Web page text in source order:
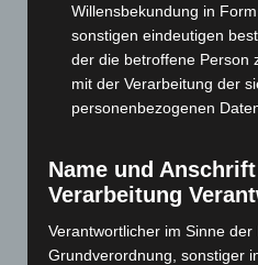
Juni 2023(142)
Mai 2023
(139)
April 2023(155)
März 2023(174)
Januar 2023(140)
(130)
November 2022
Willensbekundung in
sonstigen eindeutigen
der die betroffene Person
mit der Verarbeitung der
personenbezogenen
Name und
Verarbeitung
Verantwortlicher im Sinne der
Grundverordnung, sonstiger